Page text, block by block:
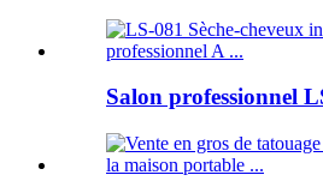
Salon professionnel